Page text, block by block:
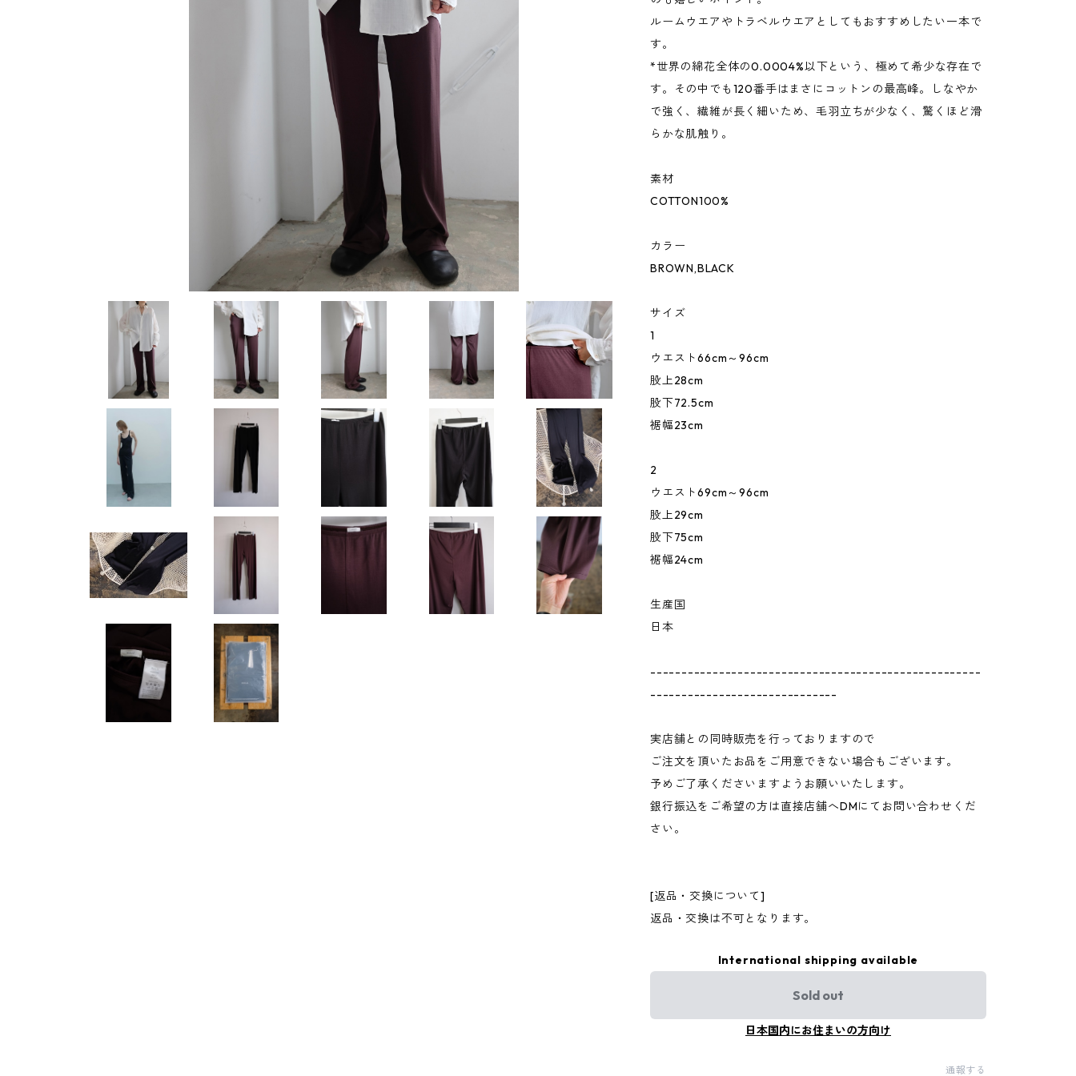
ルームウエアやトラベルウエアとしてもおすすめしたい一本で
す。
*世界の綿花全体の0.0004%以下という、極めて希少な存在で
す。その中でも120番手はまさにコットンの最高峰。しなやか
で強く、繊維が長く細いため、毛羽立ちが少なく、驚くほど滑
らかな肌触り。
素材
COTTON100%
カラー
BROWN,BLACK
サイズ
1
ウエスト66cm～96cm
股上28cm
股下72.5cm
裾幅23cm
2
ウエスト69cm～96cm
股上29cm
股下75cm
裾幅24cm
生産国
日本
-----------------------------------------------------
------------------------------
実店舗との同時販売を行っておりますので
ご注文を頂いたお品をご用意できない場合もございます。
予めご了承くださいますようお願いいたします。
銀行振込をご希望の方は直接店舗へDMにてお問い合わせくだ
さい。
[返品・交換について]
返品・交換は不可となります。
International shipping available
Sold out
日本国内にお住まいの方向け
通報する